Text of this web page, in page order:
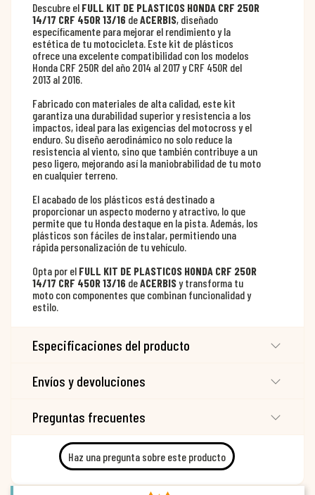
Descubre el FULL KIT DE PLASTICOS HONDA CRF 250R
14/17 CRF 450R 13/16 deACERBIS, diseñado
específicamente para mejorar el rendimiento y la
estética de tu motocicleta. Este kit de plásticos
ofrece una excelente compatibilidad con los modelos
Honda CRF 250R del año 2014 al 2017 y CRF 450R del
2013 al 2016.
Fabricado con materiales de alta calidad, este kit
garantiza una durabilidad superior y resistencia a los
impactos, ideal para las exigencias del motocross y el
enduro. Su diseño aerodinámico no solo reduce la
resistencia al viento, sino que también contribuye a un
peso ligero, mejorando así la maniobrabilidad de tu moto
en cualquier terreno.
El acabado de los plásticos está destinado a
proporcionar un aspecto moderno y atractivo, lo que
permite que tu Honda destaque en la pista. Además, los
plásticos son fáciles de instalar, permitiendo una
rápida personalización de tu vehículo.
Opta por el FULL KIT DE PLASTICOS HONDA CRF 250R
14/17 CRF 450R 13/16 deACERBISy transforma tu
moto con componentes que combinan funcionalidad y
estilo.
Especificaciones del producto
Envíos y devoluciones
Preguntas frecuentes
Haz una pregunta sobre este producto